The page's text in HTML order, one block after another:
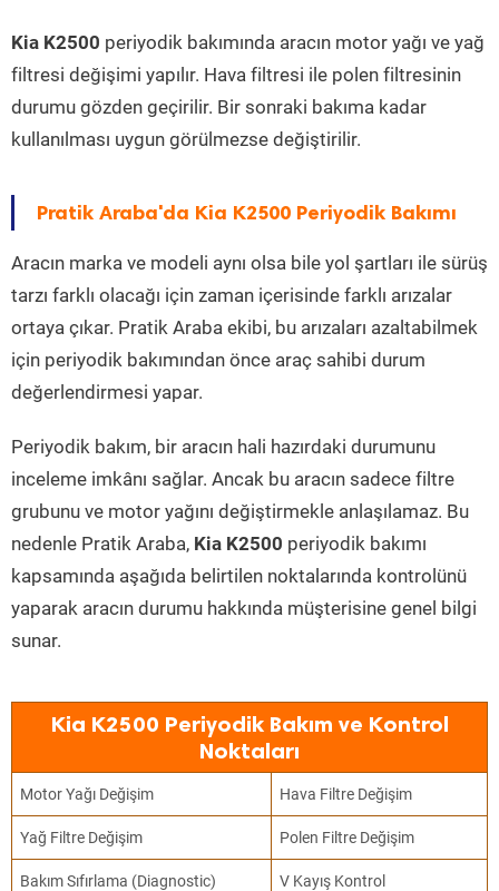
Kia K2500 periyodik bakımında aracın motor yağı ve yağ
filtresi değişimi yapılır. Hava filtresi ile polen filtresinin
durumu gözden geçirilir. Bir sonraki bakıma kadar
kullanılması uygun görülmezse değiştirilir.
Pratik Araba'da Kia K2500 Periyodik Bakımı
Aracın marka ve modeli aynı olsa bile yol şartları ile sürüş
tarzı farklı olacağı için zaman içerisinde farklı arızalar
ortaya çıkar. Pratik Araba ekibi, bu arızaları azaltabilmek
için periyodik bakımından önce araç sahibi durum
değerlendirmesi yapar.
Periyodik bakım, bir aracın hali hazırdaki durumunu
inceleme imkânı sağlar. Ancak bu aracın sadece filtre
grubunu ve motor yağını değiştirmekle anlaşılamaz. Bu
nedenle Pratik Araba, Kia K2500 periyodik bakımı
kapsamında aşağıda belirtilen noktalarında kontrolünü
yaparak aracın durumu hakkında müşterisine genel bilgi
sunar.
Kia K2500 Periyodik Bakım ve Kontrol
Noktaları
Motor Yağı Değişim Hava Filtre Değişim
Yağ Filtre Değişim Polen Filtre Değişim
Bakım Sıfırlama (Diagnostic) V Kayış Kontrol